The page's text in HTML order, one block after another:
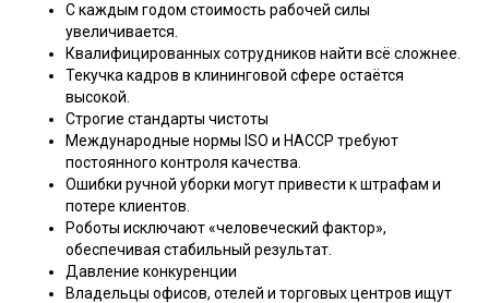
С каждым годом стоимость рабочей силы
увеличивается.
Квалифицированных сотрудников найти всё сложнее.
Текучка кадров в клининговой сфере остаётся
высокой.
Строгие стандарты чистоты
Международные нормы ISO и HACCP требуют
постоянного контроля качества.
Ошибки ручной уборки могут привести к штрафам и
потере клиентов.
Роботы исключают «человеческий фактор»,
обеспечивая стабильный результат.
Давление конкуренции
Владельцы офисов, отелей и торговых центров ищут